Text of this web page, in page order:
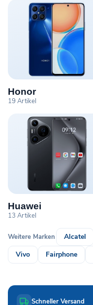
Honor
19 Artikel
Huawei
13 Artikel
Weitere Marken Alcatel
Vivo
Fairphone
Schneller Versand